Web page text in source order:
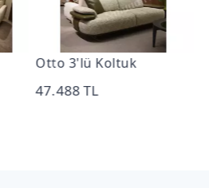
Otto 3'lü Koltuk
47.488 TL